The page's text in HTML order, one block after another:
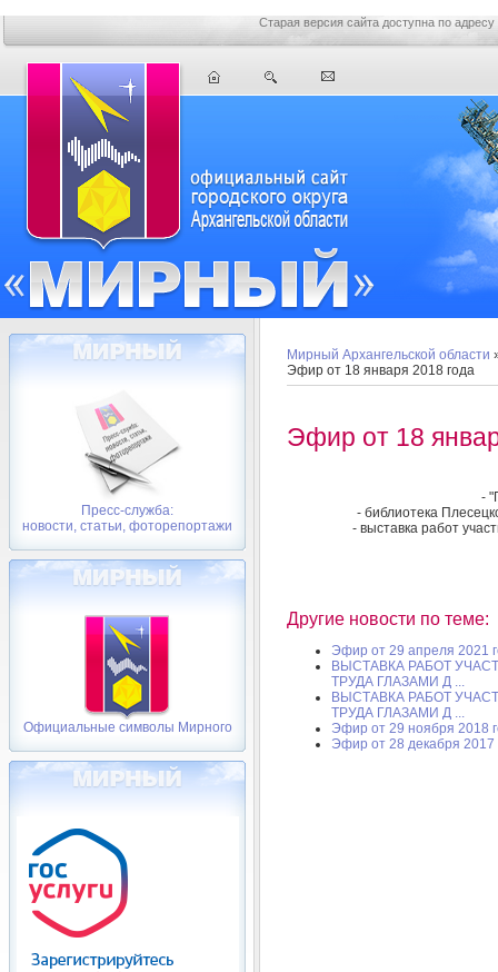
Старая версия сайта доступна по адресу
Пресс-служба:
новости, статьи, фоторепортажи
Официальные символы Мирного
Мирный Архангельской области
Эфир от 18 января 2018 года
Эфир от 18
-
- библиотека
- выставка работ
Другие новости по теме:
Эфир от 29 апреля 2021
ВЫСТАВКА РАБОТ
ТРУДА ГЛАЗАМИ Д ...
ВЫСТАВКА РАБОТ
ТРУДА ГЛАЗАМИ Д ...
Эфир от 29 ноября 2018
Эфир от 28 декабря 2017